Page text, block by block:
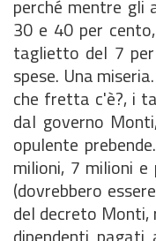
perché mentre gli
30 e 40 per
taglietto del 7
spese. Una
che fretta c'è?, i
dal governo
opulente
milioni, 7 milioni
(dovrebbero
del decreto Monti,